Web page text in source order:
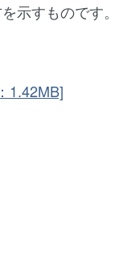
示すものです。
1.42MB]